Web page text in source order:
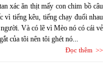
xác ăn thịt mấy con chim bồ câu
vì tiếng kêu, tiếng chạy đuổi nhau
Và có lẽ vì Mèo nó có cái vẻ
của tôi nên tôi ghét nó...
Đọc thêm